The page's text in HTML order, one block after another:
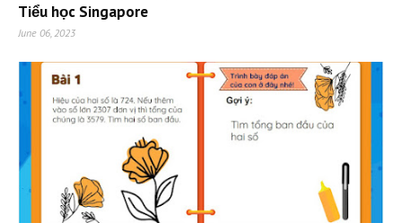
Tiểu học Singapore
June 06, 2023